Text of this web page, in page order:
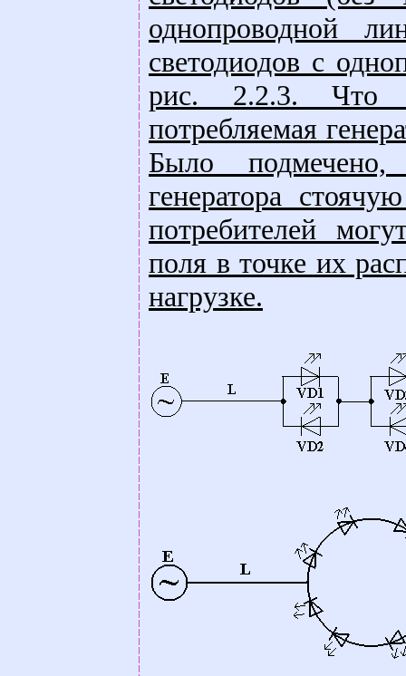
однопроводной
светодиодов с
рис. 2.2.3. Что
потребляемая
Было подмечено,
генератора
потребителей
поля в точке их
нагрузке.